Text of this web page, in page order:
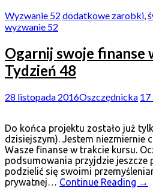
Wyzwanie 52 dodatkowe zarobki,
wyzwanie 52
Ogarnij swoje finanse
Tydzień 48
28 listopada 2016Oszczędnicka 17
Do końca projektu zostało już
dzisiejszym). Jestem niezmiernie
Wasze finanse w trakcie kursu.
podsumowania przyjdzie jeszcze
podzielić się swoimi
prywatnej… Continue Reading →